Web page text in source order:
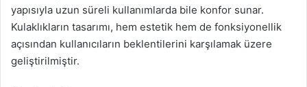
yapısıyla uzun süreli kullanımlarda bile konfor sunar.
Kulaklıkların tasarımı, hem estetik hem de fonksiyonellik
açısından kullanıcıların beklentilerini karşılamak üzere
geliştirilmiştir.